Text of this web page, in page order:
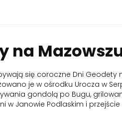
na
się coroczne Dni Geodety
je w ośrodku Urocza w
gondolą po Bugu,
w Janowie Podlaskim i